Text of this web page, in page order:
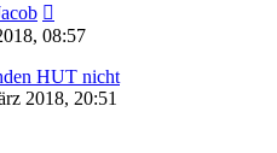
08:57
HUT nicht
2018, 20:51